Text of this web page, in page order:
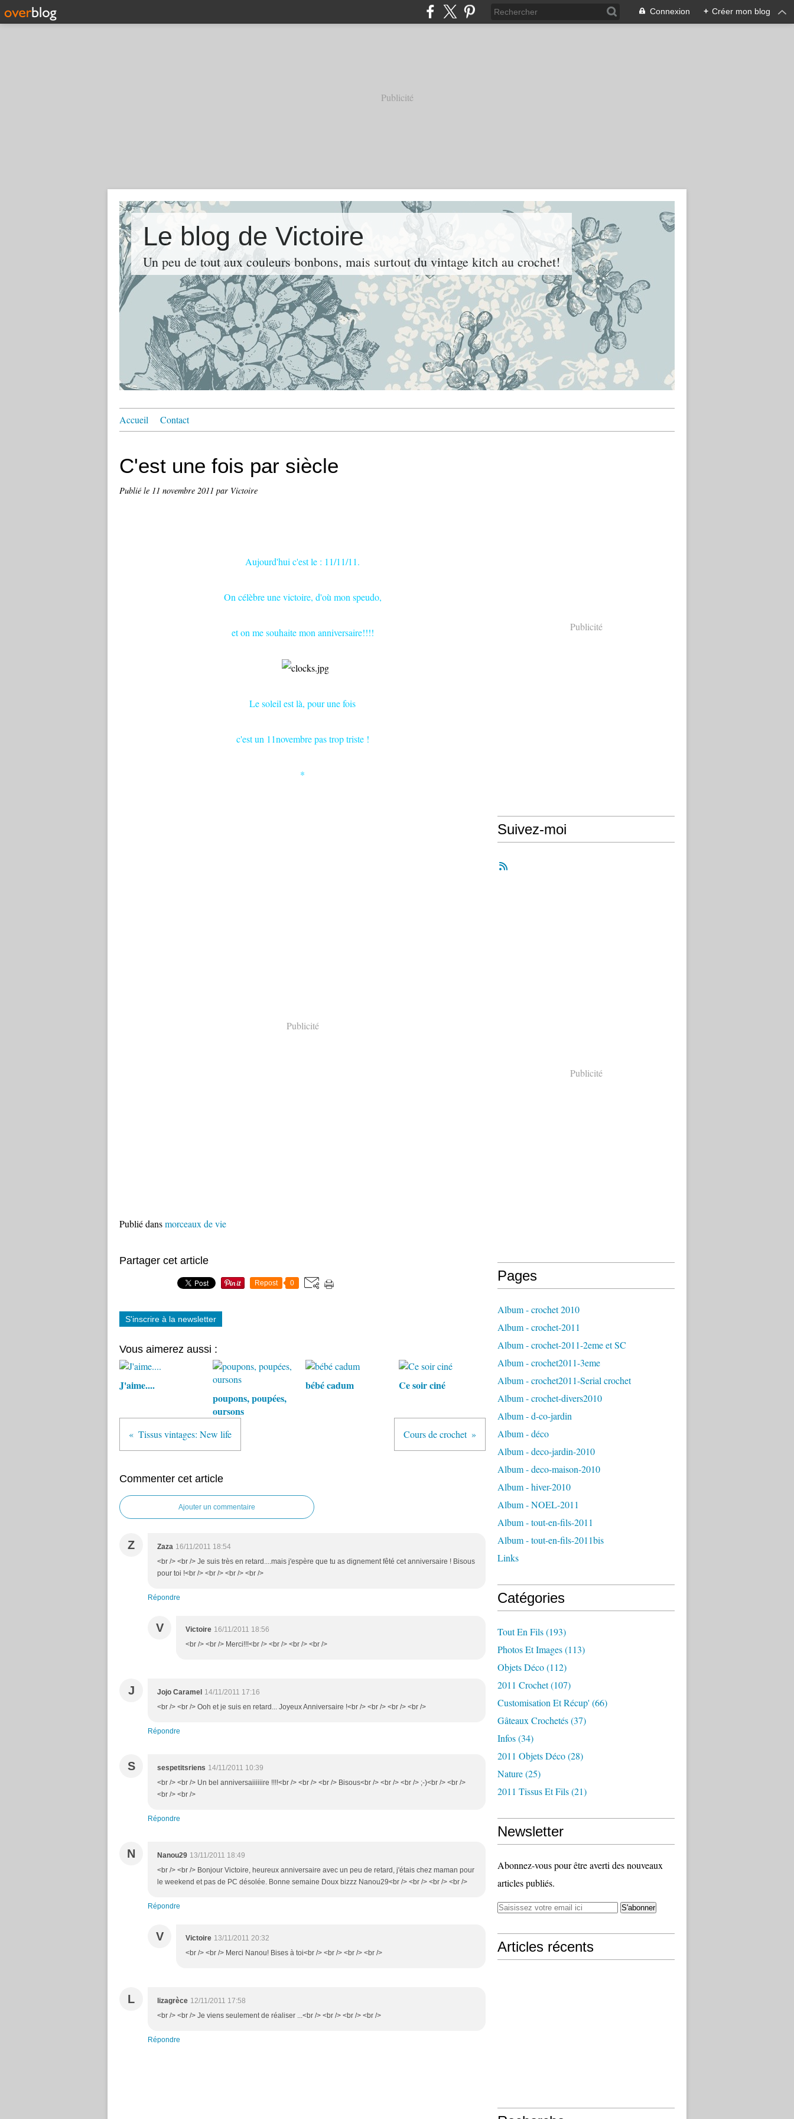
Connexion + Créer mon blog
Publicité
Le blog de Victoire
Un peu de tout aux couleurs bonbons, mais surtout du vintage kitch au crochet!
Accueil Contact
C'est une fois par siècle
Publié le 11 novembre 2011 par Victoire
Aujourd'hui c'est le : 11/11/11.
On célèbre une victoire, d'où mon speudo,
et on me souhaite mon anniversaire!!!!
Le soleil est là, pour une fois
c'est un 11novembre pas trop triste !
*
Publicité
Publié dansmorceaux de vie
Partager cet article
Repost 0
S'inscrire à la newsletter
Vous aimerez aussi :
J'aime....
poupons, poupées,
oursons
bébé cadum Ce soir ciné
Tissus vintages: New life Cours de crochet
Commenter cet article
Ajouter un commentaire
Z Zaza 16/11/2011 18:54
<br /> <br /> Je suis très en retard....mais j'espère que tu as dignement fêté cet anniversaire ! Bisous
pour toi !<br /> <br /> <br /> <br />
Répondre
V Victoire 16/11/2011 18:56
<br /> <br /> Merci!!!<br /> <br /> <br /> <br />
J Jojo Caramel 14/11/2011 17:16
<br /> <br /> Ooh et je suis en retard... Joyeux Anniversaire !<br /> <br /> <br /> <br />
Répondre
S sespetitsriens 14/11/2011 10:39
<br /> <br /> Un bel anniversaiiiiiire !!!!<br /> <br /> <br /> Bisous<br /> <br /> <br /> ;-)<br /> <br />
<br /> <br />
Répondre
N Nanou29 13/11/2011 18:49
<br /> <br /> Bonjour Victoire, heureux anniversaire avec un peu de retard, j'étais chez maman pour
le weekend et pas de PC désolée. Bonne semaine Doux bizzz Nanou29<br /> <br /> <br /> <br />
Répondre
V Victoire 13/11/2011 20:32
<br /> <br /> Merci Nanou! Bises à toi<br /> <br /> <br /> <br />
L lizagrèce 12/11/2011 17:58
<br /> <br /> Je viens seulement de réaliser ...<br /> <br /> <br /> <br />
Répondre
Publicité
Suivez-moi
Publicité
Pages
Album - crochet 2010
Album - crochet-2011
Album - crochet-2011-2eme et SC
Album - crochet2011-3eme
Album - crochet2011-Serial crochet
Album - crochet-divers2010
Album - d-co-jardin
Album - déco
Album - deco-jardin-2010
Album - deco-maison-2010
Album - hiver-2010
Album - NOEL-2011
Album - tout-en-fils-2011
Album - tout-en-fils-2011bis
Links
Catégories
Tout En Fils(193)
Photos Et Images(113)
Objets Déco(112)
2011 Crochet(107)
Customisation Et Récup' (66)
Gâteaux Crochetés(37)
Infos(34)
2011 Objets Déco(28)
Nature(25)
2011 Tissus Et Fils(21)
Newsletter
Abonnez-vous pour être averti des nouveaux
articles publiés.
Articles récents